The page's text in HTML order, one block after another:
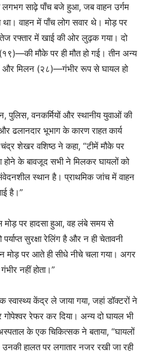
लगभग साढ़े पाँच बजे हुआ, जब वाहन उर्गम
वाहन में पाँच लोग सवार थे। मोड़ पर
तेज रफ्तार में खाई की ओर लुढ़क गया। दो
मौके पर ही मौत हो गई। तीन अन्य
मिलन (२८)—गंभीर रूप से घायल हो
पुलिस, वनकर्मियों और स्थानीय युवाओं की
ढलानदार भूभाग के कारण राहत कार्य
चंद्र शेखर वशिष्ठ ने कहा, “टीमें मौके पर
के बावजूद सभी ने मिलकर घायलों को
स्थान है। प्राथमिक जांच में वाहन
है।”
मोड़ पर हादसा हुआ, वह लंबे समय से
सुरक्षा रेलिंग है और न ही चेतावनी
मोड़ पर आते ही सीधे नीचे चला गया। अगर
नहीं होता।”
स्वास्थ्य केंद्र ले जाया गया, जहां डॉक्टरों ने
रेफर कर दिया। अन्य दो घायल भी
के एक चिकित्सक ने बताया, “घायलों
हालत पर लगातार नजर रखी जा रही